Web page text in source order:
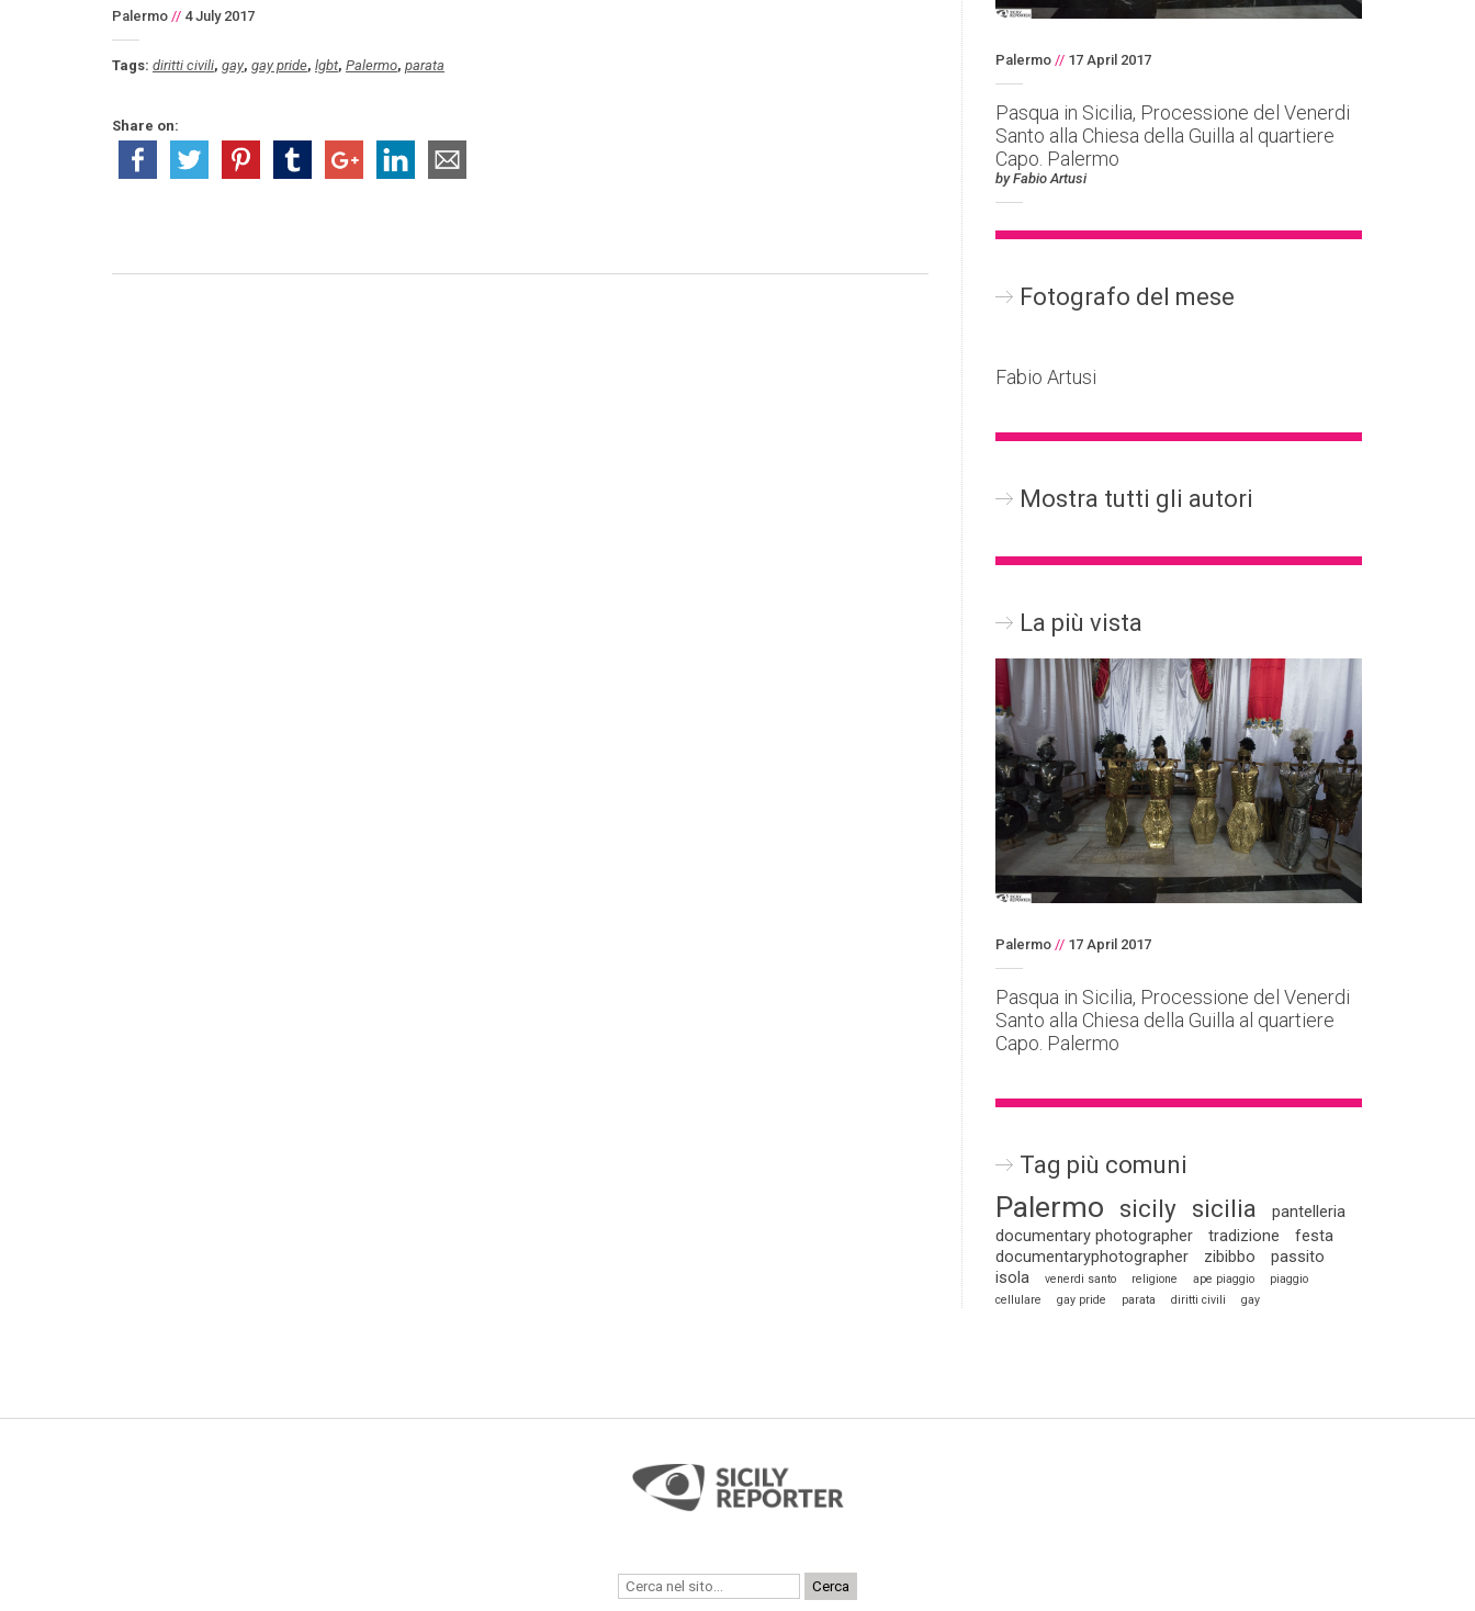
Palermo // 4 July 2017
Tags: diritti civili, gay, gay pride, lgbt, Palermo, parata
Share on:
Palermo // 17 April 2017
Pasqua in Sicilia, Processione del Venerdi
Santo alla Chiesa della Guilla al quartiere
Capo. Palermo
by Fabio Artusi
Fotografo del mese
Fabio Artusi
Mostra tutti gli autori
La più vista
Palermo // 17 April 2017
Pasqua in Sicilia, Processione del Venerdi
Santo alla Chiesa della Guilla al quartiere
Capo. Palermo
Tag più comuni
Palermo sicily sicilia
pantelleria
documentary photographer
tradizione
festa
documentaryphotographer
zibibbo
passito
isola
venerdi santo religione ape piaggio
piaggio
cellulare
gay pride parata diritti civili gay